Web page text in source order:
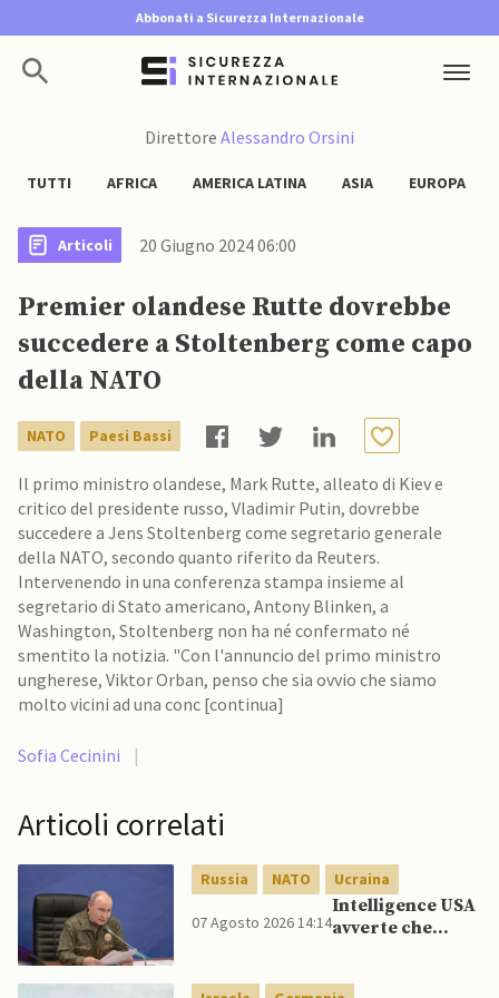
Abbonati a Sicurezza Internazionale
Direttore Alessandro Orsini
TUTTI AFRICA AMERICA LATINA ASIA EUROPA
Articoli 20 Giugno 2024 06:00
Premier olandese Rutte dovrebbe
succedere a Stoltenberg come capo
della NATO
NATO Paesi Bassi
Il primo ministro olandese, Mark Rutte, alleato di Kiev e
critico del presidente russo, Vladimir Putin, dovrebbe
succedere a Jens Stoltenberg come segretario generale
della NATO, secondo quanto riferito da Reuters.
Intervenendo in una conferenza stampa insieme al
segretario di Stato americano, Antony Blinken, a
Washington, Stoltenberg non ha né confermato né
smentito la notizia. "Con l'annuncio del primo ministro
ungherese, Viktor Orban, penso che sia ovvio che siamo
molto vicini ad una conc [continua]
Sofia Cecinini |
Articoli correlati
Russia NATO Ucraina
07 Agosto 2026 14:14
Intelligence USA
avverte che